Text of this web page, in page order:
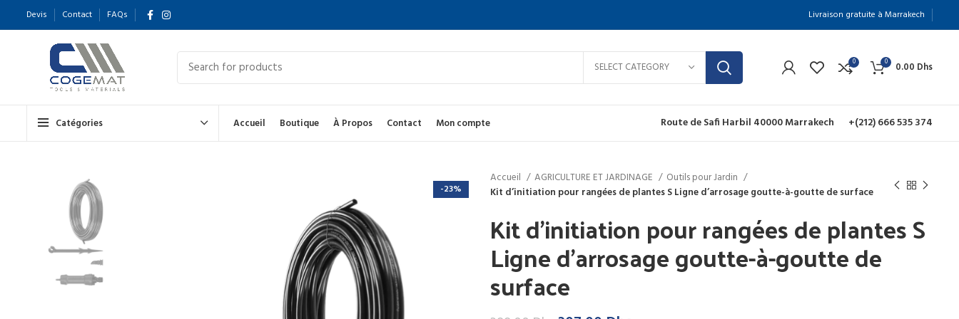
Devis Contact FAQs Livraison gratuite à Marrakech
SELECT CATEGORY 0 0 0.00 Dhs
Catégories Accueil Boutique À Propos Contact Mon compte Route de Safi Harbil 40000 Marrakech +(212) 666 535 374
-23%
Accueil AGRICULTURE ET JARDINAGE
Outils pour Jardin
Kit d’initiation pour rangées de plantes S Ligne d’arrosage goutte-à-goutte de surface
Kit d’initiation pour rangées de plantes S
Ligne d’arrosage goutte-à-goutte de
surface